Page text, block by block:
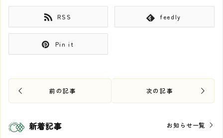
RSS feedly
Pin it
新着記事 お知らせ一覧